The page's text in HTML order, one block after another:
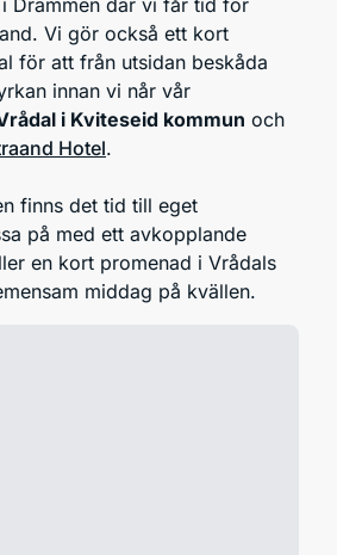
Drammen där vi får tid för
Vi gör också ett kort
för att från utsidan beskåda
innan vi når vår
i Kviteseid kommun och
Hotel.
finns det tid till eget
på med ett avkopplande
en kort promenad i Vrådals
middag på kvällen.